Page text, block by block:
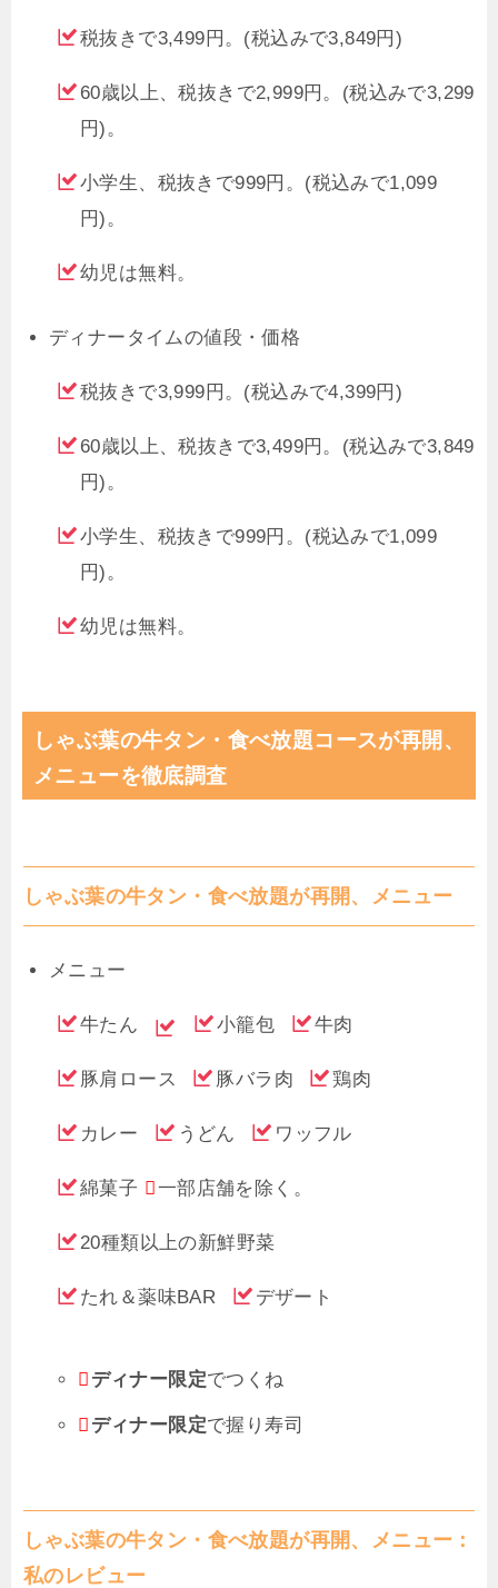
税抜きで3,499円。(税込みで3,849円)
60歳以上、税抜きで2,999円。(税込みで3,299
円)。
小学生、税抜きで999円。(税込みで1,099
円)。
幼児は無料。
ディナータイムの値段・価格
税抜きで3,999円。(税込みで4,399円)
60歳以上、税抜きで3,499円。(税込みで3,849
円)。
小学生、税抜きで999円。(税込みで1,099
円)。
幼児は無料。
しゃぶ葉の牛タン・食べ放題コースが再開、
メニューを徹底調査
しゃぶ葉の牛タン・食べ放題が再開、メニュー
メニュー
牛たん 小籠包 牛肉
豚肩ロース 豚バラ肉 鶏肉
カレー うどん ワッフル
綿菓子 一部店舗を除く。
20種類以上の新鮮野菜
たれ＆薬味BAR デザート
ディナー限定でつくね
ディナー限定で握り寿司
しゃぶ葉の牛タン・食べ放題が再開、メニュー：
私のレビュー